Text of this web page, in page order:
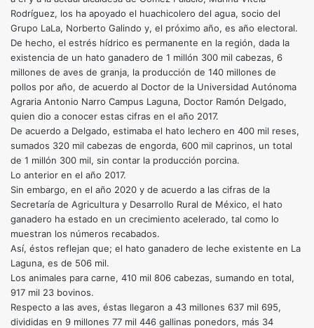
Rodríguez, los ha apoyado el huachicolero del agua, socio del
Grupo LaLa, Norberto Galindo y, el próximo año, es año electoral.
De hecho, el estrés hídrico es permanente en la región, dada la
existencia de un hato ganadero de 1 millón 300 mil cabezas, 6
millones de aves de granja, la producción de 140 millones de
pollos por año, de acuerdo al Doctor de la Universidad Autónoma
Agraria Antonio Narro Campus Laguna, Doctor Ramón Delgado,
quien dio a conocer estas cifras en el año 2017.
De acuerdo a Delgado, estimaba el hato lechero en 400 mil reses,
sumados 320 mil cabezas de engorda, 600 mil caprinos, un total
de 1 millón 300 mil, sin contar la producción porcina.
Lo anterior en el año 2017.
Sin embargo, en el año 2020 y de acuerdo a las cifras de la
Secretaría de Agricultura y Desarrollo Rural de México, el hato
ganadero ha estado en un crecimiento acelerado, tal como lo
muestran los números recabados.
Así, éstos reflejan que; el hato ganadero de leche existente en La
Laguna, es de 506 mil.
Los animales para carne, 410 mil 806 cabezas, sumando en total,
917 mil 23 bovinos.
Respecto a las aves, éstas llegaron a 43 millones 637 mil 695,
divididas en 9 millones 77 mil 446 gallinas ponedors, más 34